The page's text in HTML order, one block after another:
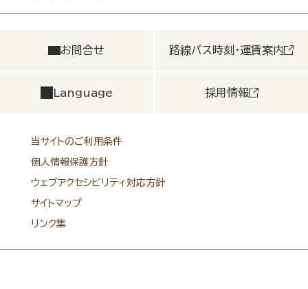
お問合せ 路線バス時刻・運賃案内
Language 採用情報
当サイトのご利用条件
個人情報保護方針
ウェブアクセシビリティ対応方針
サイトマップ
リンク集